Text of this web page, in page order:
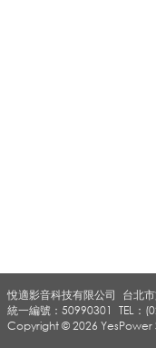
悅適影音科技有限公司
TEL：
台北
統一編號：50990301
Copyright © 2026 YesPower